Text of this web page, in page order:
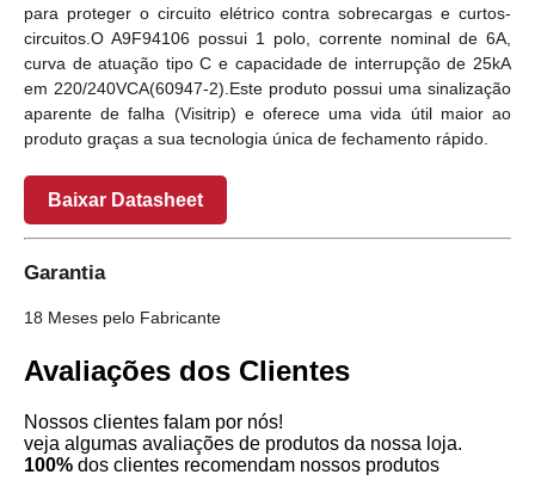
para proteger o circuito elétrico contra sobrecargas e curtos-
circuitos.O A9F94106 possui 1 polo, corrente nominal de 6A,
curva de atuação tipo C e capacidade de interrupção de 25kA
em 220/240VCA(60947-2).Este produto possui uma sinalização
aparente de falha (Visitrip) e oferece uma vida útil maior ao
produto graças a sua tecnologia única de fechamento rápido.
Baixar Datasheet
Garantia
18 Meses pelo Fabricante
Avaliações dos Clientes
Nossos clientes falam por nós!
veja algumas avaliações de produtos da nossa loja.
100% dos clientes recomendam nossos produtos